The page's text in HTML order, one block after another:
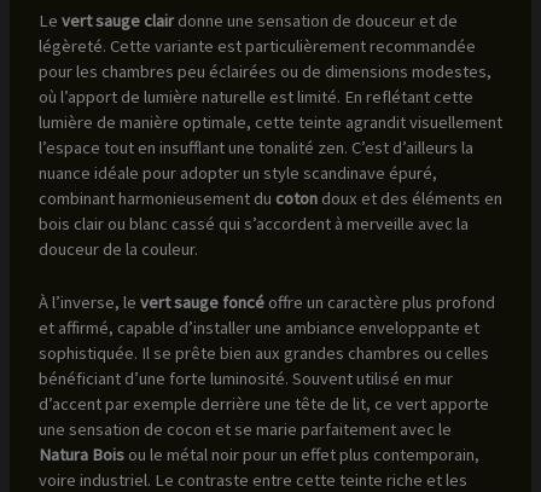
Le vert sauge clairdonne une sensation de douceur et de
légèreté. Cette variante est particulièrement recommandée
pour les chambres peu éclairées ou de dimensions modestes,
où l’apport de lumière naturelle est limité. En reflétant cette
lumière de manière optimale, cette teinte agrandit visuellement
l’espace tout en insufflant une tonalité zen. C’est d’ailleurs la
nuance idéale pour adopter un style scandinave épuré,
combinant harmonieusement du cotondoux et des éléments en
bois clair ou blanc cassé qui s’accordent à merveille avec la
douceur de la couleur.
À l’inverse, le vert sauge foncéoffre un caractère plus profond
et affirmé, capable d’installer une ambiance enveloppante et
sophistiquée. Il se prête bien aux grandes chambres ou celles
bénéficiant d’une forte luminosité. Souvent utilisé en mur
d’accent par exemple derrière une tête de lit, ce vert apporte
une sensation de cocon et se marie parfaitement avec le
Natura Boisou le métal noir pour un effet plus contemporain,
voire industriel. Le contraste entre cette teinte riche et les